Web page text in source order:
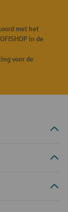
met het
in de
voor de